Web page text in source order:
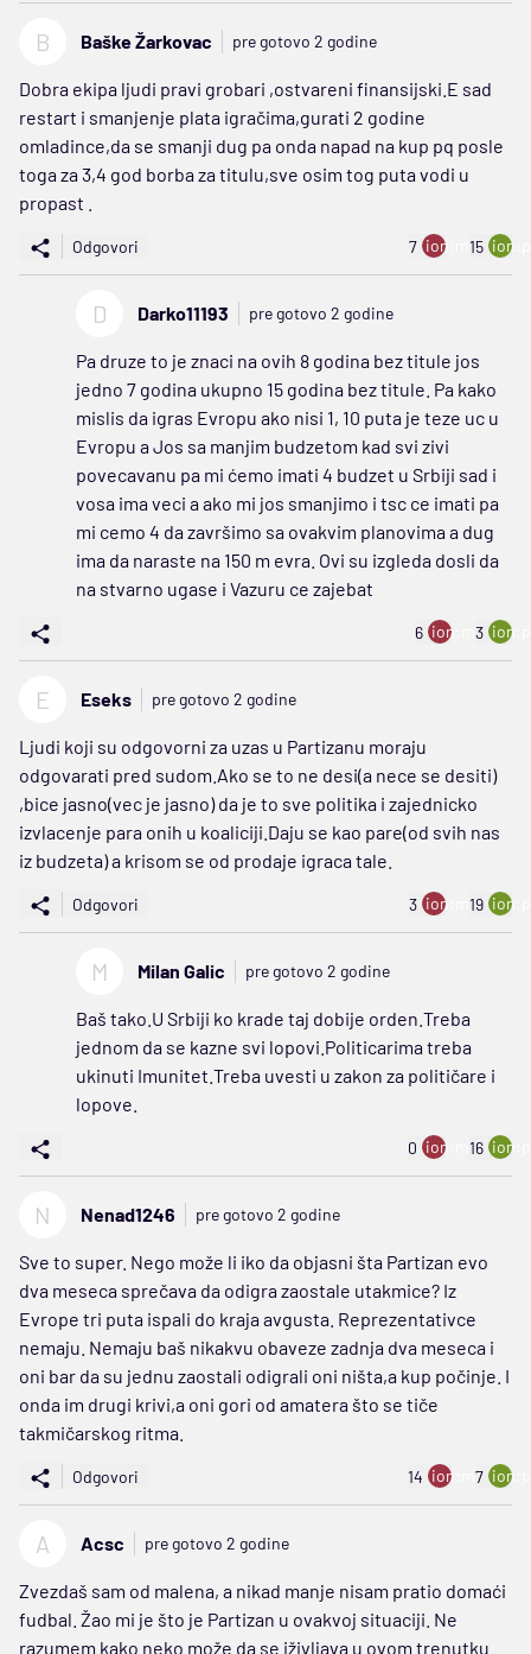
B Baške Žarkovac pre gotovo 2 godine
Dobra ekipa ljudi pravi grobari ,ostvareni finansijski.E sad
restart i smanjenje plata igračima,gurati 2 godine
omladince,da se smanji dug pa onda napad na kup pq posle
toga za 3,4 god borba za titulu,sve osim tog puta vodi u
propast .
Odgovori 7 ion:minus
15
D Darko11193 pre gotovo 2 godine
Pa druze to je znaci na ovih 8 godina bez titule jos
jedno 7 godina ukupno 15 godina bez titule. Pa kako
mislis da igras Evropu ako nisi 1, 10 puta je teze uc u
Evropu a Jos sa manjim budzetom kad svi zivi
povecavanu pa mi ćemo imati 4 budzet u Srbiji sad i
vosa ima veci a ako mi jos smanjimo i tsc ce imati pa
mi cemo 4 da završimo sa ovakvim planovima a dug
ima da naraste na 150 m evra. Ovi su izgleda dosli da
na stvarno ugase i Vazuru ce zajebat
6 ion:minus
3
E Eseks pre gotovo 2 godine
Ljudi koji su odgovorni za uzas u Partizanu moraju
odgovarati pred sudom.Ako se to ne desi(a nece se desiti)
,bice jasno(vec je jasno) da je to sve politika i zajednicko
izvlacenje para onih u koaliciji.Daju se kao pare(od svih nas
iz budzeta) a krisom se od prodaje igraca tale.
Odgovori 3 ion:minus
19
M Milan Galic pre gotovo 2 godine
Baš tako.U Srbiji ko krade taj dobije orden.Treba
jednom da se kazne svi lopovi.Politicarima treba
ukinuti Imunitet.Treba uvesti u zakon za političare i
lopove.
0 ion:minus
16
N Nenad1246 pre gotovo 2 godine
Sve to super. Nego može li iko da objasni šta Partizan evo
dva meseca sprečava da odigra zaostale utakmice? Iz
Evrope tri puta ispali do kraja avgusta. Reprezentativce
nemaju. Nemaju baš nikakvu obaveze zadnja dva meseca i
oni bar da su jednu zaostali odigrali oni ništa,a kup počinje. I
onda im drugi krivi,a oni gori od amatera što se tiče
takmičarskog ritma.
Odgovori 14 ion:minus
7
A Acsc pre gotovo 2 godine
Zvezdaš sam od malena, a nikad manje nisam pratio domaći
fudbal. Žao mi je što je Partizan u ovakvoj situaciji. Ne
razumem kako neko može da se iživljava u ovom trenutku.